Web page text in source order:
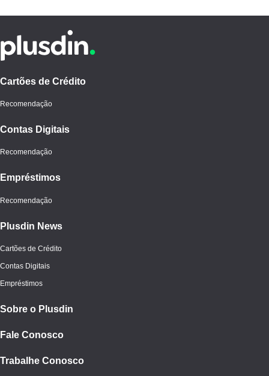
Cartões de Crédito
Recomendação
Contas Digitais
Recomendação
Empréstimos
Recomendação
Plusdin News
Cartões de Crédito
Contas Digitais
Empréstimos
Sobre o Plusdin
Fale Conosco
Trabalhe Conosco